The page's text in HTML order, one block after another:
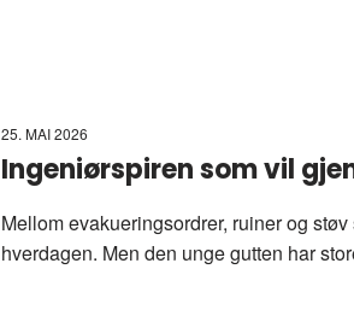
25. MAI 2026
Ingeniørspiren som vil
Mellom evakueringsordrer, ruiner og
hverdagen. Men den unge gutten har